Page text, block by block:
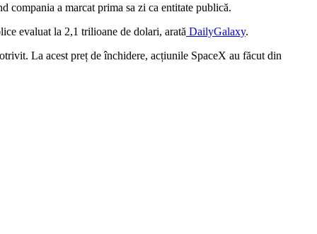
compania a marcat prima sa zi ca entitate publică.
evaluat la 2,1 trilioane de dolari, arată DailyGalaxy.
La acest preț de închidere, acțiunile SpaceX au făcut din